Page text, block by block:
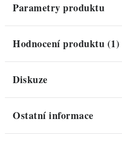
Parametry produktu
Hodnocení produktu (1)
Diskuze
Ostatní informace